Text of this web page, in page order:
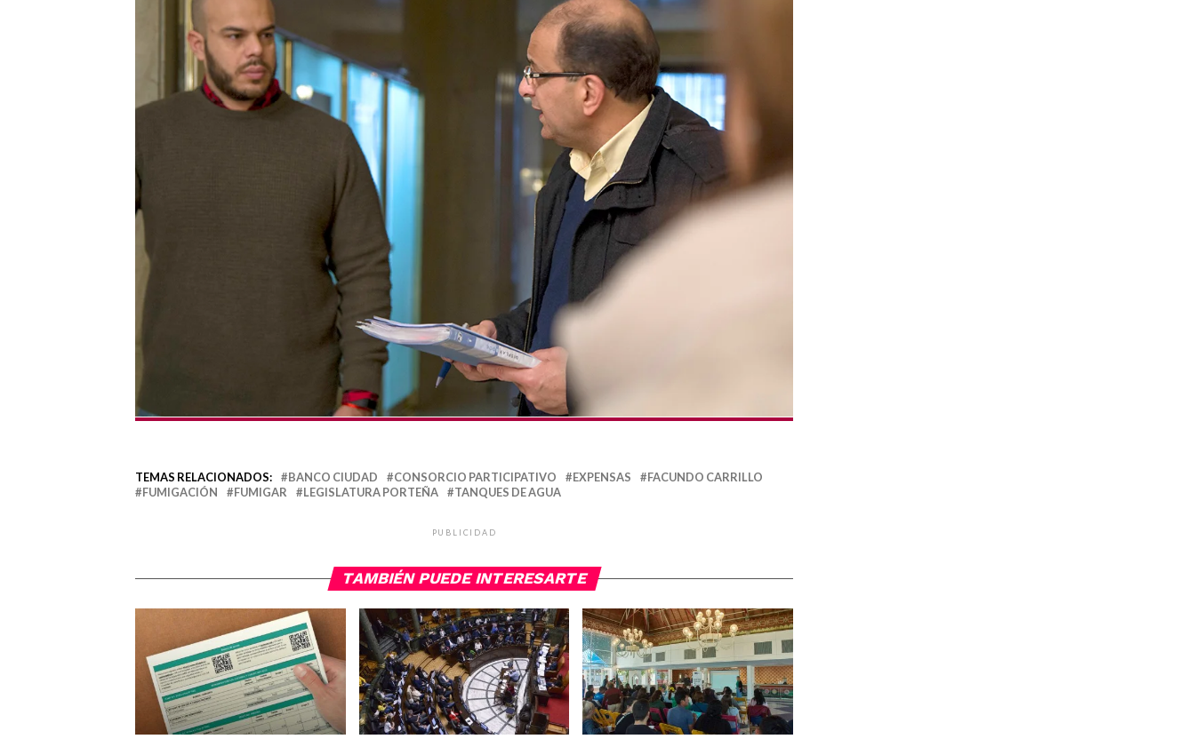
TEMAS RELACIONADOS: BANCO CIUDAD CONSORCIO PARTICIPATIVO EXPENSAS
FACUNDO CARRILLO
FUMIGACIÓN
FUMIGAR LEGISLATURA PORTEÑA TANQUES DE AGUA
PUBLICIDAD
TAMBIÉN PUEDE INTERESARTE